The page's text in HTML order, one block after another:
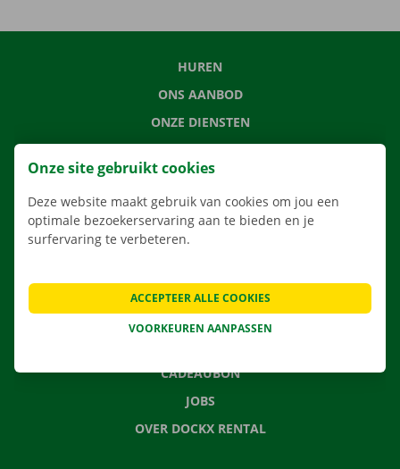
HUREN
ONS AANBOD
ONZE DIENSTEN
LOCATIES
APP
VERHUISOPLOSSINGEN
CONTACTEER ONS
VEELGESTELDE VRAGEN
CADEAUBON
JOBS
OVER DOCKX RENTAL
Onze site gebruikt cookies
Deze website maakt gebruik van cookies om jou een
optimale bezoekerservaring aan te bieden en je
surfervaring te verbeteren.
VOORKEUREN AANPASSEN
ACCEPTEER ALLE COOKIES